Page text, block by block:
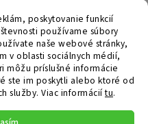
poskytovanie funkcií
používame súbory
naše webové stránky,
v oblasti sociálnych médií,
môžu príslušné informácie
ste im poskytli alebo ktoré od
služby. Viac informáciítu.
Shoptet